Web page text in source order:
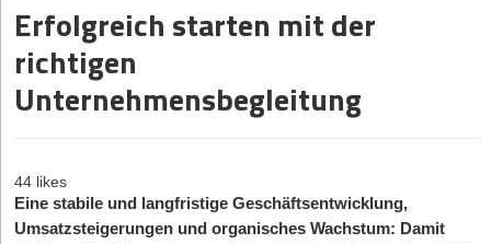
Erfolgreich starten mit der
richtigen
Unternehmensbegleitung
44 likes
Eine stabile und langfristige Geschäftsentwicklung,
Umsatzsteigerungen und organisches Wachstum: Damit